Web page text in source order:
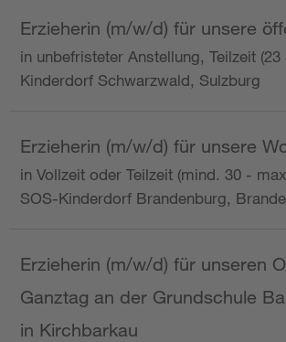
Erzieherin (m/w/d) für unsere
in unbefristeter Anstellung, Teilzeit
Kinderdorf Schwarzwald, Sulzburg
Erzieherin (m/w/d) für unsere
in Vollzeit oder Teilzeit (mind. 30 -
SOS-Kinderdorf Brandenburg,
Erzieherin (m/w/d) für unseren
Ganztag an der Grundschule
in Kirchbarkau